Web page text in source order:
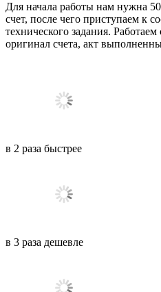
Для начала работы нам нужна
счет, после чего приступаем к
технического задания.
оригинал счета, акт
в 2 раза быстрее
в 3 раза дешевле